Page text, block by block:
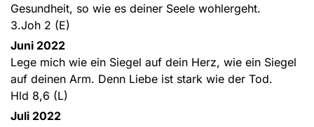
Gesundheit, so wie es deiner Seele wohlergeht.
3.Joh 2 (E)
Juni 2022
Lege mich wie ein Siegel auf dein Herz, wie ein Siegel
auf deinen Arm. Denn Liebe ist stark wie der Tod.
Hld 8,6 (L)
Juli 2022